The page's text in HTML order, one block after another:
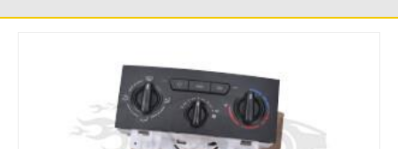
Mitsubishi Ersatzteile